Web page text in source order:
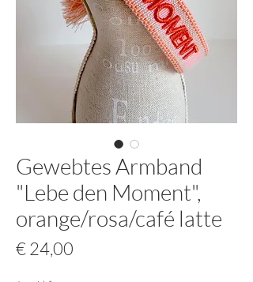
Gewebtes Armband
"Lebe den Moment",
orange/rosa/café latte
€ 24,00